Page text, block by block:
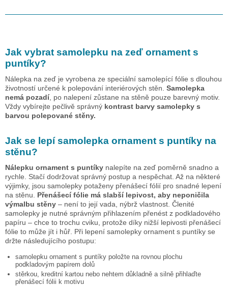
Jak vybrat samolepku na zeď ornament s
puntíky?
Nálepka na zeď je vyrobena ze speciální samolepící fólie s dlouhou
životností určené k polepování interiérových stěn. Samolepka
nemá pozadí, po nalepení zůstane na stěně pouze barevný motiv.
Vždy vybírejte pečlivě správný kontrast barvy samolepky s
barvou polepované stěny.
Jak se lepí samolepka ornament s puntíky na
stěnu?
Nálepku ornament s puntíky nalepíte na zeď poměrně snadno a
rychle. Stačí dodržovat správný postup a nespěchat. Až na některé
výjimky, jsou samolepky potaženy přenášecí fólií pro snadné lepení
na stěnu. Přenášecí fólie má slabší lepivost, aby neponičila
výmalbu stěny – není to její vada, nýbrž vlastnost. Členité
samolepky je nutné správným přihlazením přenést z podkladového
papíru – chce to trochu cviku, protože díky nižší lepivosti přenášecí
fólie to může jít i hůř. Při lepení samolepky ornament s puntíky se
držte následujícího postupu:
samolepku ornament s puntíky položte na rovnou plochu
podkladovým papírem dolů
stěrkou, kreditní kartou nebo nehtem důkladně a silně přihlaďte
přenášecí fólii k motivu